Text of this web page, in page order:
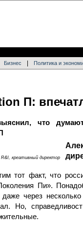
Бизнес Политика и
П:
что
R&I, креативный директор
тот факт, что
Пи».
даже через
Но,